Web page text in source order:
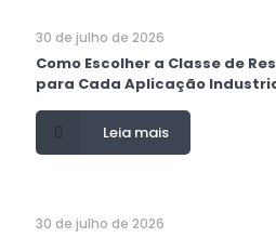
30 de julho de 2026
Como Escolher a Classe de
para Cada Aplicação
Leia mais
30 de julho de 2026